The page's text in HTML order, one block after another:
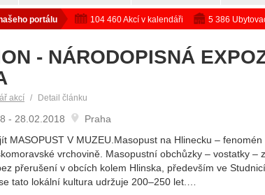
portálu 104 460 Akcí v kalendáři 5 386
- NÁRODOPISNÁ
akcí Detail článku
- 28.02.2018
Praha
MASOPUST V MUZEU.Masopust na Hlinecku –
vrchovině. Masopustní obchůzky – vostatky –
přerušení v obcích kolem Hlinska, především ve
tato lokální kultura udržuje 200–250 let.…